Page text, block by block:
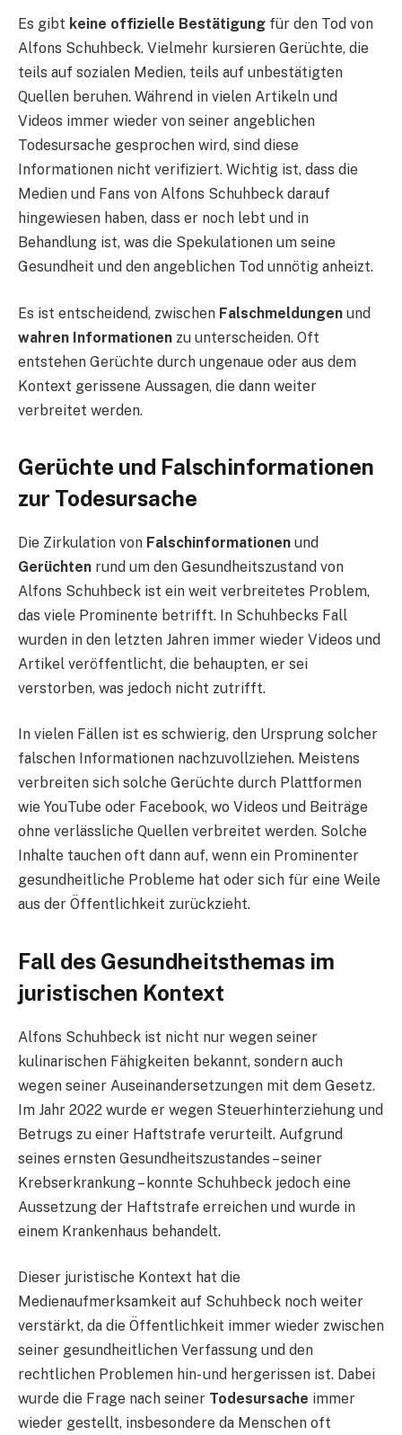
Es gibt keine offizielle Bestätigung für den Tod von
Alfons Schuhbeck. Vielmehr kursieren Gerüchte, die
teils auf sozialen Medien, teils auf unbestätigten
Quellen beruhen. Während in vielen Artikeln und
Videos immer wieder von seiner angeblichen
Todesursache gesprochen wird, sind diese
Informationen nicht verifiziert. Wichtig ist, dass die
Medien und Fans von Alfons Schuhbeck darauf
hingewiesen haben, dass er noch lebt und in
Behandlung ist, was die Spekulationen um seine
Gesundheit und den angeblichen Tod unnötig anheizt.
Es ist entscheidend, zwischen Falschmeldungen und
wahren Informationen zu unterscheiden. Oft
entstehen Gerüchte durch ungenaue oder aus dem
Kontext gerissene Aussagen, die dann weiter
verbreitet werden.
Gerüchte und Falschinformationen
zur Todesursache
Die Zirkulation von Falschinformationen und
Gerüchten rund um den Gesundheitszustand von
Alfons Schuhbeck ist ein weit verbreitetes Problem,
das viele Prominente betrifft. In Schuhbecks Fall
wurden in den letzten Jahren immer wieder Videos und
Artikel veröffentlicht, die behaupten, er sei
verstorben, was jedoch nicht zutrifft.
In vielen Fällen ist es schwierig, den Ursprung solcher
falschen Informationen nachzuvollziehen. Meistens
verbreiten sich solche Gerüchte durch Plattformen
wie YouTube oder Facebook, wo Videos und Beiträge
ohne verlässliche Quellen verbreitet werden. Solche
Inhalte tauchen oft dann auf, wenn ein Prominenter
gesundheitliche Probleme hat oder sich für eine Weile
aus der Öffentlichkeit zurückzieht.
Fall des Gesundheitsthemas im
juristischen Kontext
Alfons Schuhbeck ist nicht nur wegen seiner
kulinarischen Fähigkeiten bekannt, sondern auch
wegen seiner Auseinandersetzungen mit dem Gesetz.
Im Jahr 2022 wurde er wegen Steuerhinterziehung und
Betrugs zu einer Haftstrafe verurteilt. Aufgrund
seines ernsten Gesundheitszustandes – seiner
Krebserkrankung – konnte Schuhbeck jedoch eine
Aussetzung der Haftstrafe erreichen und wurde in
einem Krankenhaus behandelt.
Dieser juristische Kontext hat die
Medienaufmerksamkeit auf Schuhbeck noch weiter
verstärkt, da die Öffentlichkeit immer wieder zwischen
seiner gesundheitlichen Verfassung und den
rechtlichen Problemen hin- und hergerissen ist. Dabei
wurde die Frage nach seiner Todesursache immer
wieder gestellt, insbesondere da Menschen oft